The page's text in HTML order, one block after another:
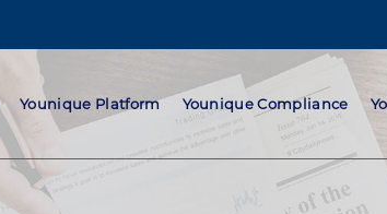
Younique Platform Younique Compliance